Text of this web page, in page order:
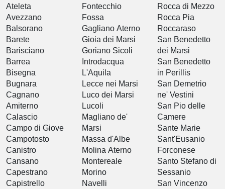
Ateleta
Avezzano
Balsorano
Barete
Barisciano
Barrea
Bisegna
Bugnara
Cagnano
Amiterno
Calascio
Campo di Giove
Campotosto
Canistro
Cansano
Capestrano
Capistrello
Fontecchio
Fossa
Gagliano Aterno
Gioia dei Marsi
Goriano Sicoli
Introdacqua
L'Aquila
Lecce nei Marsi
Luco dei Marsi
Lucoli
Magliano de'
Marsi
Massa d'Albe
Molina Aterno
Montereale
Morino
Navelli
Rocca di Mezzo
Rocca Pia
Roccaraso
San Benedetto
dei Marsi
San Benedetto
in Perillis
San Demetrio
ne' Vestini
San Pio delle
Camere
Sante Marie
Sant'Eusanio
Forconese
Santo Stefano di
Sessanio
San Vincenzo